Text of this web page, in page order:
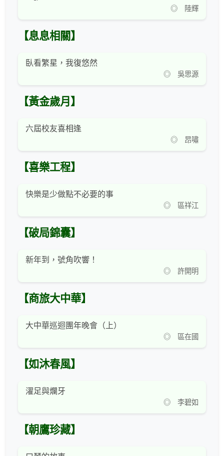
◎ 陸輝
【息息相關】
臥看繁星，我復悠然
◎ 吳思源
【黃金歲月】
六屆校友喜相逢
◎ 昂嘯
【喜樂工程】
快樂是少做點不必要的事
◎ 區祥江
【破局錦囊】
新年到，號角吹響！
◎ 許開明
【商旅大中華】
大中華巡迴團年晚會（上）
◎ 區在國
【如沐春風】
濯足與爛牙
◎ 李碧如
【朝鷹珍藏】